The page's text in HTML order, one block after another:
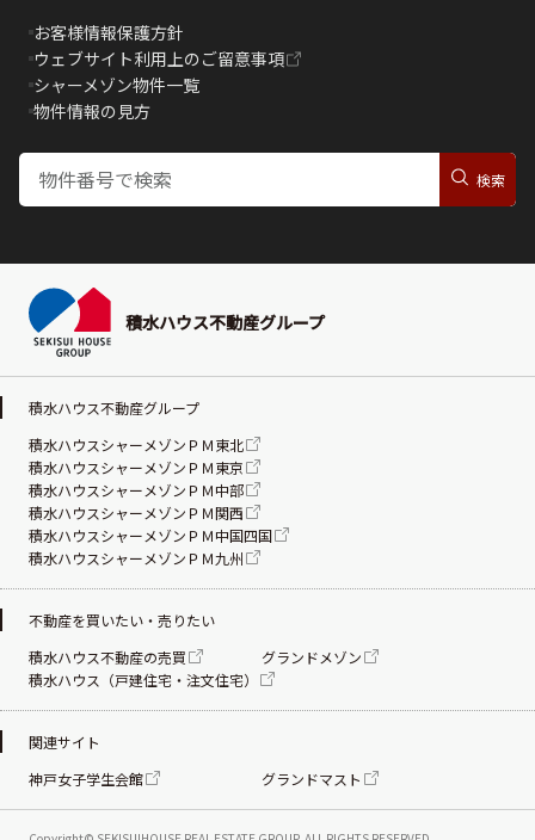
お客様情報保護方針
ウェブサイト利用上のご留意事項
シャーメゾン物件一覧
物件情報の見方
積水ハウス不動産グループ
積水ハウス不動産グループ
積水ハウスシャーメゾンＰＭ東北
積水ハウスシャーメゾンＰＭ東京
積水ハウスシャーメゾンＰＭ中部
積水ハウスシャーメゾンＰＭ関西
積水ハウスシャーメゾンＰＭ中国四国
積水ハウスシャーメゾンＰＭ九州
不動産を買いたい・売りたい
積水ハウス不動産の売買
グランドメゾン
積水ハウス（戸建住宅・注文住宅）
関連サイト
神戸女子学生会館
グランドマスト